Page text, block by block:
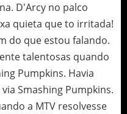
D'Arcy no palco
quieta que to irritada!
do que estou falando.
talentosas quando
Pumpkins. Havia
Smashing Pumpkins.
a MTV resolvesse